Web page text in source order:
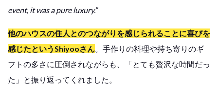
event, it was a pure luxury.”
他のハウスの住人とのつながりを感じられることに喜びを
感じたというShiyooさん。手作りの料理や持ち寄りのギ
フトの多さに圧倒されながらも、「とても贅沢な時間だっ
た」と振り返ってくれました。